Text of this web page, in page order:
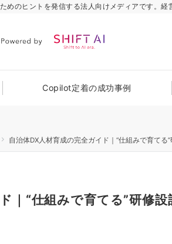
のヒントを発信する法人向けメディアです。
Copilot定着の成功事例
自治体DX人材育成の完全ガイド｜“仕組みで育てる
｜“仕組みで育てる”研修